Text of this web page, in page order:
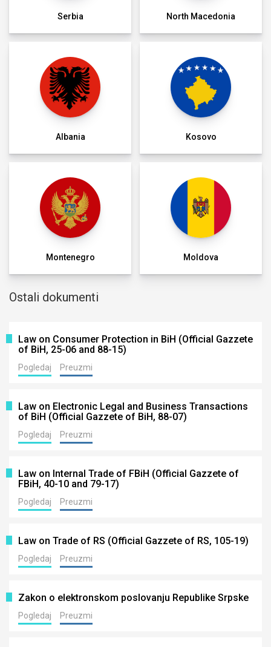
Serbia North Macedonia
Albania Kosovo
Montenegro Moldova
Ostali dokumenti
Law on Consumer Protection in BiH (Official Gazzete
of BiH, 25-06 and 88-15)
Pogledaj Preuzmi
Law on Electronic Legal and Business Transactions
of BiH (Official Gazzete of BiH, 88-07)
Pogledaj Preuzmi
Law on Internal Trade of FBiH (Official Gazzete of
FBiH, 40-10 and 79-17)
Pogledaj Preuzmi
Law on Trade of RS (Official Gazzete of RS, 105-19)
Pogledaj Preuzmi
Zakon o elektronskom poslovanju Republike Srpske
Pogledaj Preuzmi